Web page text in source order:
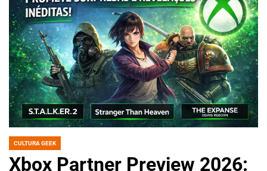
POSTED
CULTURA GEEK
Xbox Partner Preview 2026: